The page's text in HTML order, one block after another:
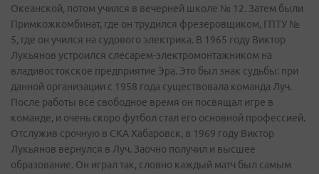
Океанской, потом учился в вечерней школе № 12. Затем были
Примкожкомбинат, где он трудился фрезеровщиком, ГПТУ №
5, где он учился на судового электрика. В 1965 году Виктор
Лукьянов устроился слесарем-электромонтажником на
владивостокское предприятие Эра. Это был знак судьбы: при
данной организации с 1958 года существовала команда Луч.
После работы все свободное время он посвящал игре в
команде, и очень скоро футбол стал его основной профессией.
Отслужив срочную в СКА Хабаровск, в 1969 году Виктор
Лукьянов вернулся в Луч. Заочно получил и высшее
образование. Он играл так, словно каждый матч был самым